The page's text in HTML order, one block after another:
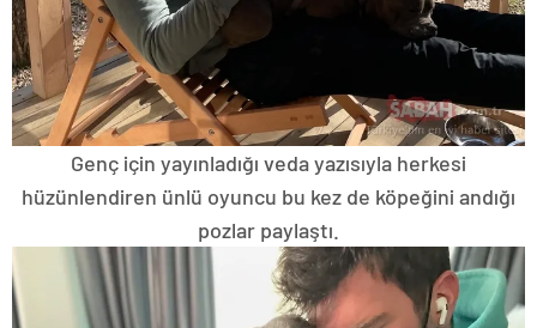
Genç için yayınladığı veda yazısıyla herkesi
hüzünlendiren ünlü oyuncu bu kez de köpeğini andığı
pozlar paylaştı.